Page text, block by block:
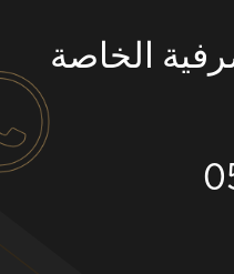
الخاصة